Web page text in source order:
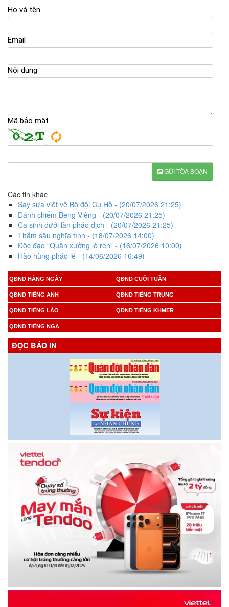
Họ và tên
Email
Nội dung
Mã bảo mật
GỬI TÒA SOẠN
Các tin khác
Say sưa viết về Bộ đội Cụ Hồ - (20/07/2026 21:25)
Đánh chiếm Beng Viêng - (20/07/2026 21:25)
Ca sinh dưới làn pháo địch - (20/07/2026 21:25)
Thẳm sâu nghĩa tình - (18/07/2026 14:00)
Độc đáo “Quân xưởng lò rèn” - (16/07/2026 10:00)
Hào hùng pháo lễ - (14/06/2026 16:49)
QĐND HẰNG NGÀY QĐND CUỐI TUẦN
QĐND TIẾNG ANH QĐND TIẾNG TRUNG
QĐND TIẾNG LÀO QĐND TIẾNG KHMER
QĐND TIẾNG NGA
ĐỌC BÁO IN